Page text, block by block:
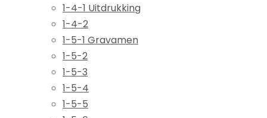
1-4-1 Uitdrukking
1-4-2
1-5-1 Gravamen
1-5-2
1-5-3
1-5-4
1-5-5